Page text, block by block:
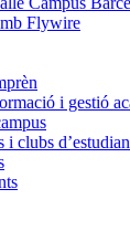
Flywire
i gestió
i clubs